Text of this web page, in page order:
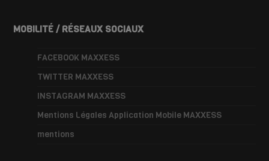
MOBILITÉ / RÉSEAUX SOCIAUX
FACEBOOK MAXXESS
TWITTER MAXXESS
INSTAGRAM MAXXESS
Mentions Légales Application Mobile MAXXESS
mentions